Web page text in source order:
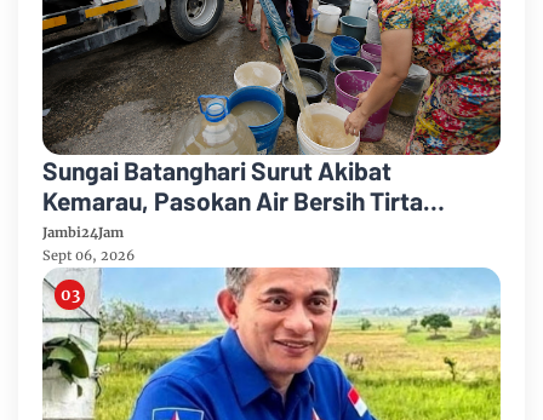
Sungai Batanghari Surut Akibat
Kemarau, Pasokan Air Bersih Tirta
Mayang Jambi Keruh
Jambi24Jam
Sept 06, 2026